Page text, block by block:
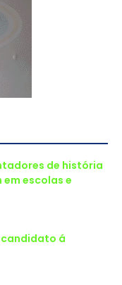
de história
escolas e
candidato á